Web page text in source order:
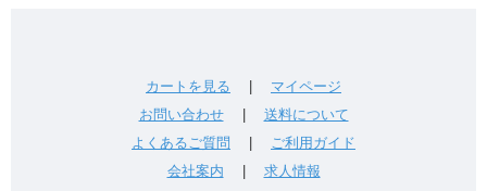
カートを見る
マイページ
お問い合わせ| 送料について
よくあるご質問
ご利用ガイド
会社案内
求人情報